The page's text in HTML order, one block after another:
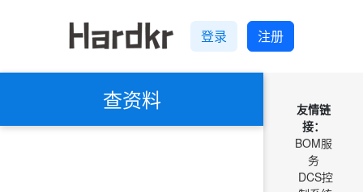
登录 注册
查资料
友情链
接：
BOM服
务
DCS控